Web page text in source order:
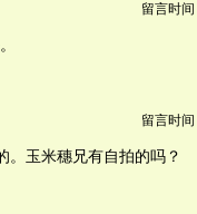
留言时间
留言时间
。玉米穗兄有自拍的吗？